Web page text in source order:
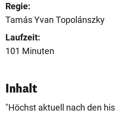
Regie:
Tamás Yvan Topolánszky
Laufzeit:
101 Minuten
Inhalt
"Höchst aktuell nach den